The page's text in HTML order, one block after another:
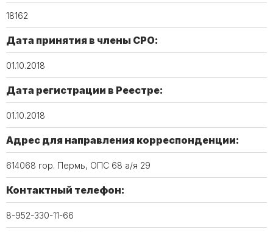
18162
Дата принятия в члены СРО:
01.10.2018
Дата регистрации в Реестре:
01.10.2018
Адрес для направления корреспонденции:
614068 гор. Пермь, ОПС 68 а/я 29
Контактный телефон:
8-952-330-11-66